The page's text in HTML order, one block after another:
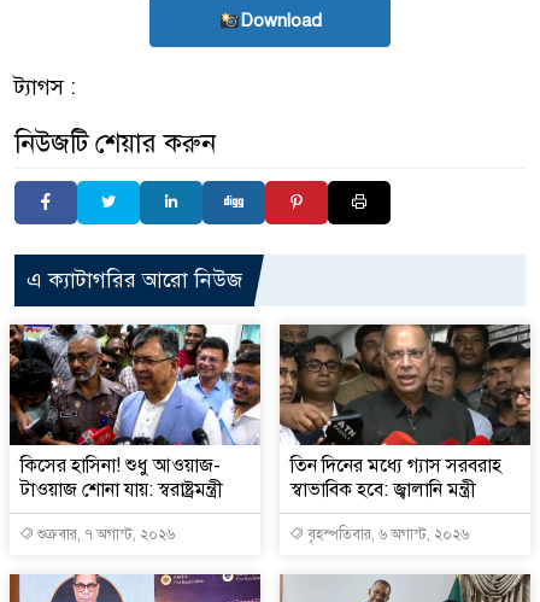
Download
ট্যাগস :
নিউজটি শেয়ার করুন
এ ক্যাটাগরির আরো নিউজ
কিসের হাসিনা! শুধু আওয়াজ-
টাওয়াজ শোনা যায়: স্বরাষ্ট্রমন্ত্রী
শুক্রবার, ৭ অগাস্ট, ২০২৬
তিন দিনের মধ্যে গ্যাস সরবরাহ
স্বাভাবিক হবে: জ্বালানি মন্ত্রী
বৃহস্পতিবার, ৬ অগাস্ট, ২০২৬